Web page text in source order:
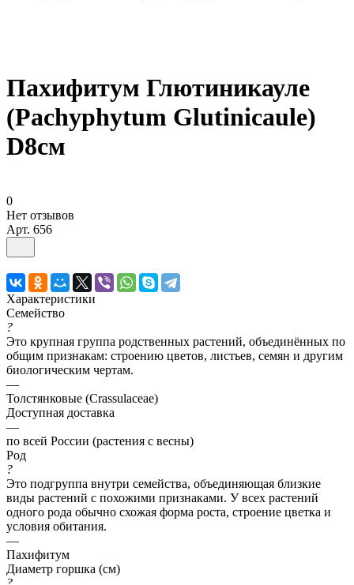
Пахифитум Глютиникауле
(Pachyphytum Glutinicaule)
D8см
0
Нет отзывов
Арт. 656
Характеристики
Семейство
?
Это крупная группа родственных растений, объединённых по
общим признакам: строению цветов, листьев, семян и другим
биологическим чертам.
—
Толстянковые (Crassulaceae)
Доступная доставка
—
по всей России (растения с весны)
Род
?
Это подгруппа внутри семейства, объединяющая близкие
виды растений с похожими признаками. У всех растений
одного рода обычно схожая форма роста, строение цветка и
условия обитания.
—
Пахифитум
Диаметр горшка (см)